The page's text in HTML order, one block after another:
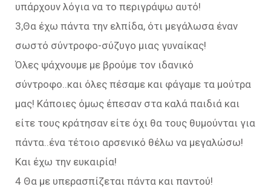
υπάρχουν λόγια να το περιγράψω αυτό!
3,Θα έχω πάντα την ελπίδα, ότι μεγάλωσα έναν
σωστό σύντροφο-σύζυγο μιας γυναίκας!
Όλες ψάχνουμε με βρούμε τον ιδανικό
σύντροφο..και όλες πέσαμε και φάγαμε τα μούτρα
μας! Κάποιες όμως έπεσαν στα καλά παιδιά και
είτε τους κράτησαν είτε όχι θα τους θυμούνται για
πάντα..ένα τέτοιο αρσενικό θέλω να μεγαλώσω!
Και έχω την ευκαιρία!
4 Θα με υπερασπίζεται πάντα και παντού!